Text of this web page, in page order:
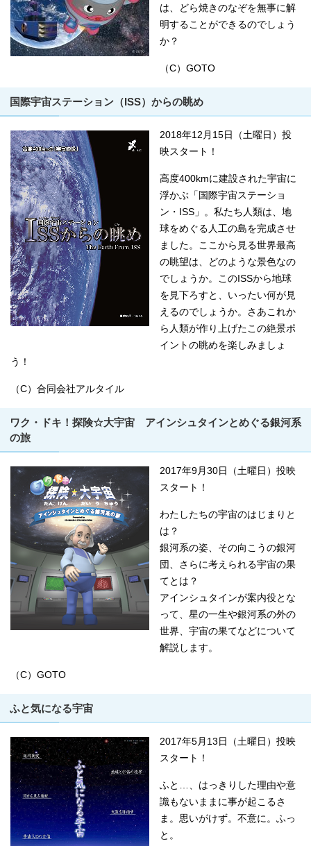
は、どら焼きのなぞを無事に解
明することができるのでしょう
か？
（C）GOTO
国際宇宙ステーション（ISS）からの眺め
2018年12月15日（土曜日）投
映スタート！
高度400kmに建設された宇宙に
浮かぶ「国際宇宙ステーショ
ン・ISS」。私たち人類は、地
球をめぐる人工の島を完成させ
ました。ここから見る世界最高
の眺望は、どのような景色なの
でしょうか。このISSから地球
を見下ろすと、いったい何が見
えるのでしょうか。さあこれか
ら人類が作り上げたこの絶景ポ
イントの眺めを楽しみましょ
う！
（C）合同会社アルタイル
ワク・ドキ！探険☆大宇宙 アインシュタインとめぐる銀河系
の旅
2017年9月30日（土曜日）投映
スタート！
わたしたちの宇宙のはじまりと
は？
銀河系の姿、その向こうの銀河
団、さらに考えられる宇宙の果
てとは？
アインシュタインが案内役とな
って、星の一生や銀河系の外の
世界、宇宙の果てなどについて
解説します。
（C）GOTO
ふと気になる宇宙
2017年5月13日（土曜日）投映
スタート！
ふと…、はっきりした理由や意
識もないままに事が起こるさ
ま。思いがけず。不意に。ふっ
と。